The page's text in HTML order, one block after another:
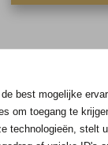
best mogelijke
om toegang te
technologieën, stelt